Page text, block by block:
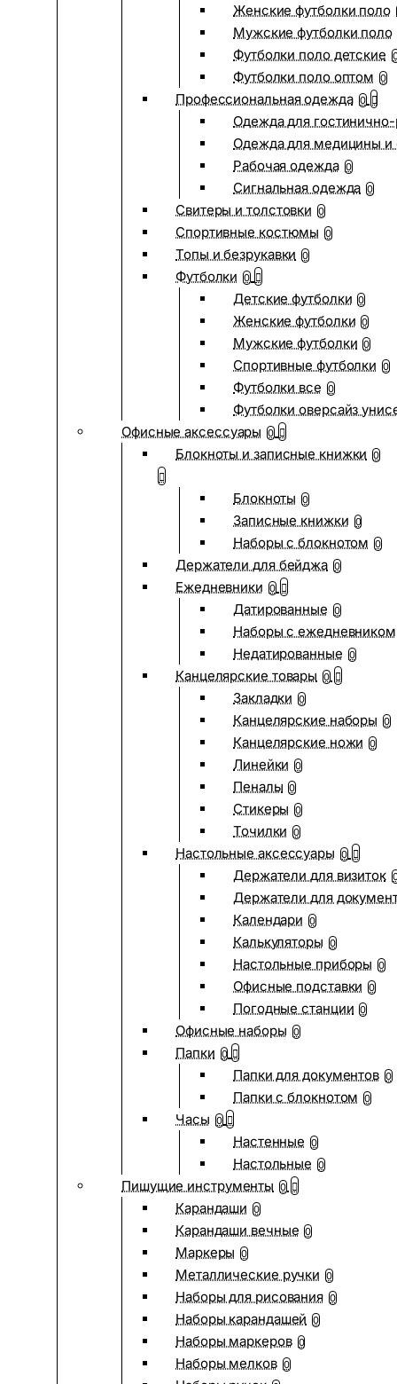
Женские футболки поло
Мужские футболки поло
Футболки поло детские
Футболки поло оптом 0
Профессиональная одежда 0
Одежда для
Одежда для медицины и
Рабочая одежда 0
Сигнальная одежда 0
Свитеры и толстовки 0
Спортивные костюмы 0
Топы и безрукавки 0
Футболки 0
Детские футболки 0
Женские футболки 0
Мужские футболки 0
Спортивные футболки 0
Футболки все 0
Футболки оверсайз
Офисные аксессуары 0
Блокноты и записные книжки 0
Блокноты 0
Записные книжки 0
Наборы с блокнотом 0
Держатели для бейджа 0
Ежедневники 0
Датированные 0
Наборы с ежедневником
Недатированные 0
Канцелярские товары 0
Закладки 0
Канцелярские наборы 0
Канцелярские ножи 0
Линейки 0
Пеналы 0
Стикеры 0
Точилки 0
Настольные аксессуары 0
Держатели для визиток
Держатели для
Календари 0
Калькуляторы 0
Настольные приборы 0
Офисные подставки 0
Погодные станции 0
Офисные наборы 0
Папки 0
Папки для документов 0
Папки с блокнотом 0
Часы 0
Настенные 0
Настольные 0
Пишущие инструменты 0
Карандаши 0
Карандаши вечные 0
Маркеры 0
Металлические ручки 0
Наборы для рисования 0
Наборы карандашей 0
Наборы маркеров 0
Наборы мелков 0